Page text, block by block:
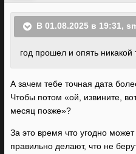
В 01.08.2025 в 19:31,
год прошел и опять никакой
А зачем тебе точная дата
Чтобы потом «ой, извините,
месяц позже»?
За это время что угодно может
правильно делают, что не